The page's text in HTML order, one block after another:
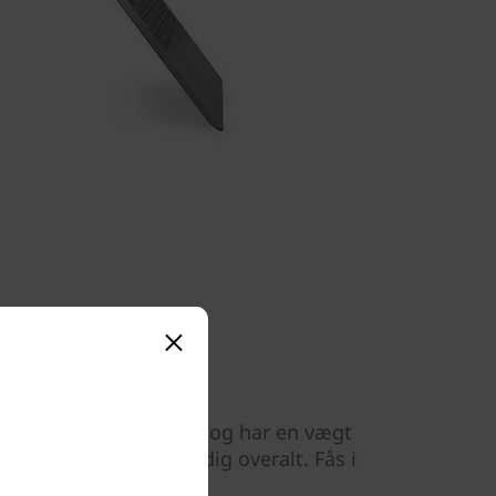
aluminum og har en vægt
Yoga S730 med dig overalt. Fås i